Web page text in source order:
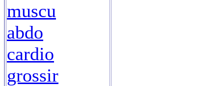
muscu
abdo
cardio
grossir